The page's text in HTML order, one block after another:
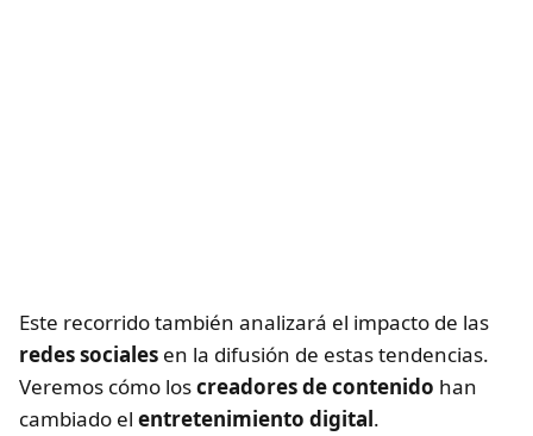
Este recorrido también analizará el impacto de las
redes sociales en la difusión de estas tendencias.
Veremos cómo loscreadores de contenido han
cambiado el entretenimiento digital.